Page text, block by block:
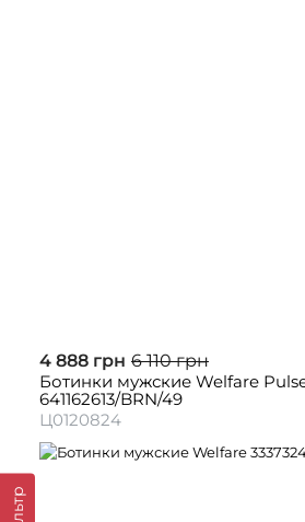
4 888 грн 6 110 грн
Ботинки мужские Welfare
641162613/BRN/49
Ц0120824